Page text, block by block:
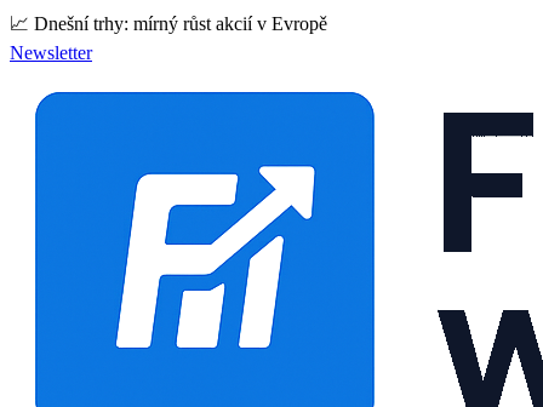
📈 Dnešní trhy: mírný růst akcií v Evropě
Newsletter